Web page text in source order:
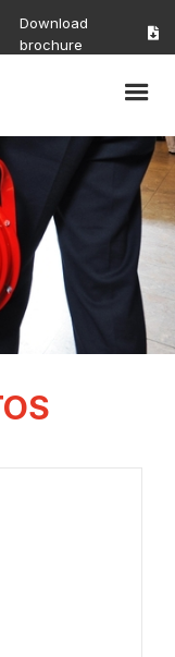
Download
brochure
